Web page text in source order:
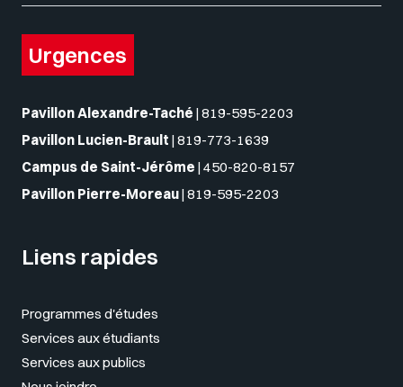
Urgences
Pavillon Alexandre-Taché | 819-595-2203
Pavillon Lucien-Brault | 819-773-1639
Campus de Saint-Jérôme | 450-820-8157
Pavillon Pierre-Moreau| 819-595-2203
Liens rapides
Programmes d'études
Services aux étudiants
Services aux publics